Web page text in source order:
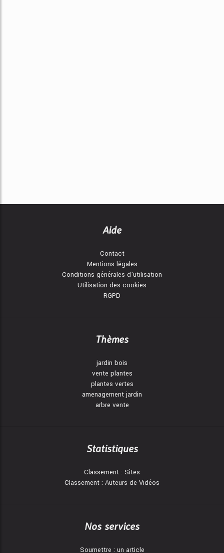
Aide
Contact
Mentions légales
Conditions générales d'utilisation
Utilisation des cookies
RGPD
Thèmes
jardin bois
vente plantes
plantes vertes
amenagement jardin
arbre vente
Statistiques
Classement : Sites
Classement : Auteurs de Vidéos
Nos services
Soumettre : un article